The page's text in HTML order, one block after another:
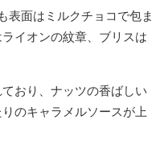
表面はミルクチョコで包ま
イオンの紋章、ブリスは
おり、ナッツの香ばしい
のキャラメルソースが上